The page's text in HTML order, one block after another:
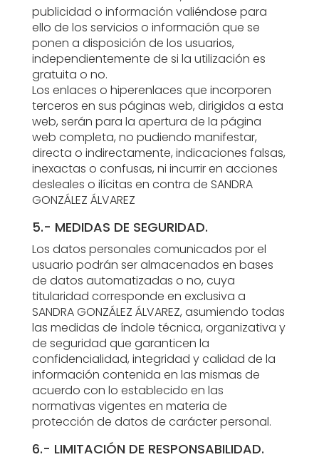
publicidad o información valiéndose para
ello de los servicios o información que se
ponen a disposición de los usuarios,
independientemente de si la utilización es
gratuita o no.
Los enlaces o hiperenlaces que incorporen
terceros en sus páginas web, dirigidos a esta
web, serán para la apertura de la página
web completa, no pudiendo manifestar,
directa o indirectamente, indicaciones falsas,
inexactas o confusas, ni incurrir en acciones
desleales o ilícitas en contra de SANDRA
GONZÁLEZ ÁLVAREZ
5.- MEDIDAS DE SEGURIDAD.
Los datos personales comunicados por el
usuario podrán ser almacenados en bases
de datos automatizadas o no, cuya
titularidad corresponde en exclusiva a
SANDRA GONZÁLEZ ÁLVAREZ, asumiendo todas
las medidas de índole técnica, organizativa y
de seguridad que garanticen la
confidencialidad, integridad y calidad de la
información contenida en las mismas de
acuerdo con lo establecido en las
normativas vigentes en materia de
protección de datos de carácter personal.
6.- LIMITACIÓN DE RESPONSABILIDAD.